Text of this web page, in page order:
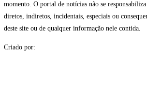
momento. O portal de notícias não se
diretos, indiretos, incidentais, especiais ou
deste site ou de qualquer informação nele contida.
Criado por: